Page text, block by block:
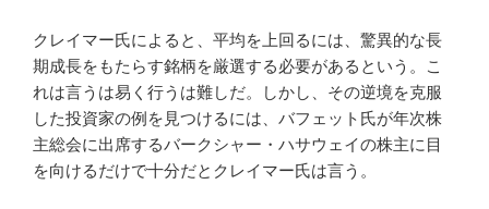
クレイマー氏によると、平均を上回るには、驚異的な長
期成長をもたらす銘柄を厳選する必要があるという。こ
れは言うは易く行うは難しだ。しかし、その逆境を克服
した投資家の例を見つけるには、バフェット氏が年次株
主総会に出席するバークシャー・ハサウェイの株主に目
を向けるだけで十分だとクレイマー氏は言う。